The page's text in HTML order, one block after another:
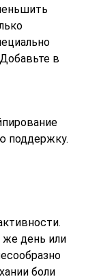
в
поддержку.
день или
боли